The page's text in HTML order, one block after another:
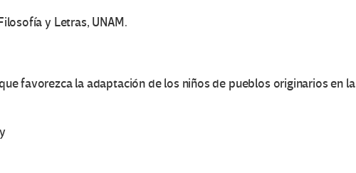
y Letras, UNAM.
favorezca la adaptación de los niños de pueblos originarios en la